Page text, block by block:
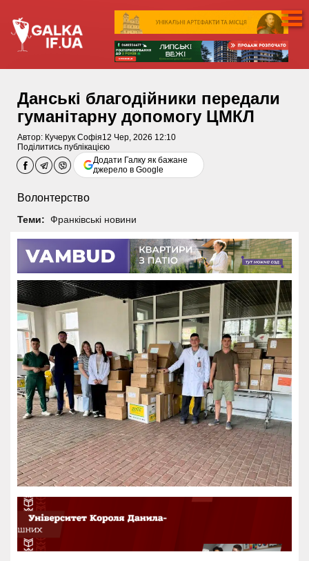
Данські благодійники передали
гуманітарну допомогу ЦМКЛ
Автор: Кучерук Софія12 Чер, 2026 12:10
Поділитись публікацією
Додати Галку як бажане
джерело в Google
Волонтерство
Теми: Франківські новини